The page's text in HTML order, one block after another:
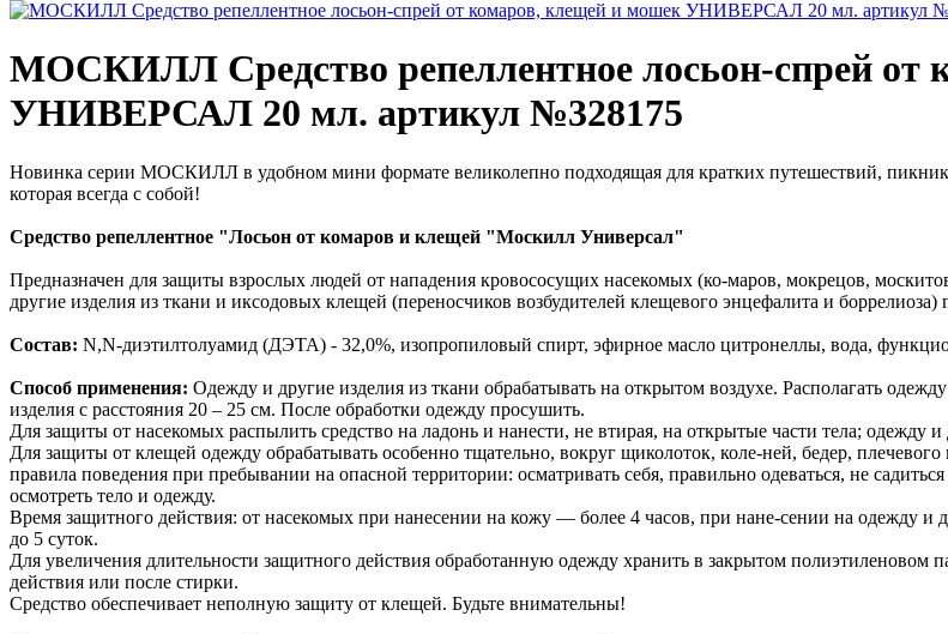
МОСКИЛЛ Средство репеллентное лосьон-спрей от
УНИВЕРСАЛ 20 мл. артикул №328175
Новинка серии МОСКИЛЛ в удобном мини формате великолепно подходящая для кратких путешествий,
которая всегда с собой!
Средство репеллентное "Лосьон от комаров и клещей "Москилл Универсал"
Предназначен для защиты взрослых людей от нападения кровососущих насекомых (ко-маров, мокрецов,
другие изделия из ткани и иксодовых клещей (переносчиков возбудителей клещевого энцефалита и
Состав: N,N-диэтилтолуамид (ДЭТА) - 32,0%, изопропиловый спирт, эфирное масло цитронеллы, вода,
Способ применения: Одежду и другие изделия из ткани обрабатывать на открытом воздухе. Располагать
изделия с расстояния 20 – 25 см. После обработки одежду просушить.
Для защиты от насекомых распылить средство на ладонь и нанести, не втирая, на открытые части тела; одежду
Для защиты от клещей одежду обрабатывать особенно тщательно, вокруг щиколоток, коле-ней, бедер,
правила поведения при пребывании на опасной территории: осматривать себя, правильно одеваться, не
осмотреть тело и одежду.
Время защитного действия: от насекомых при нанесении на кожу — более 4 часов, при нане-сении на одежду
до 5 суток.
Для увеличения длительности защитного действия обработанную одежду хранить в закрытом
действия или после стирки.
Средство обеспечивает неполную защиту от клещей. Будьте внимательны!